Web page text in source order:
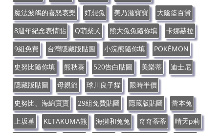
魔法波鴿的喜怒哀樂
好想兔 美乃滋寶寶
大陰盜百貨
8週年紀念表情貼
Q萌柴犬 熊大兔兔隨你填
卡娜赫拉
9組免費
台灣隱藏版貼圖 小浣熊隨你填
POKÉMON
史努比隨你填
熊秋葵 520告白貼圖 美樂蒂
迪士尼
隱藏版貼圖
母親節 球川良子貓
限時半價
史努比、海綿寶寶
29組免費貼圖 隱藏版貼圖
蕾本兔
上坂堇
KETAKUMA熊 海獺和兔兔 奇奇蒂蒂
晴天p莉